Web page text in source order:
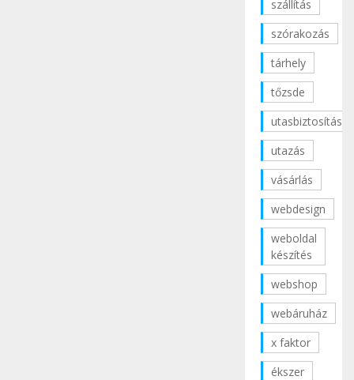
szállítás
szórakozás
tárhely
tőzsde
utasbiztosítás
utazás
vásárlás
webdesign
weboldal
készítés
webshop
webáruház
x faktor
ékszer